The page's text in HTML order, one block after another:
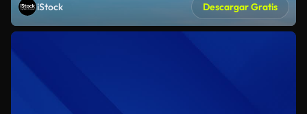
iStock Descargar Gratis